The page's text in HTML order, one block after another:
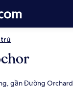
trú
gần Đường Orchard